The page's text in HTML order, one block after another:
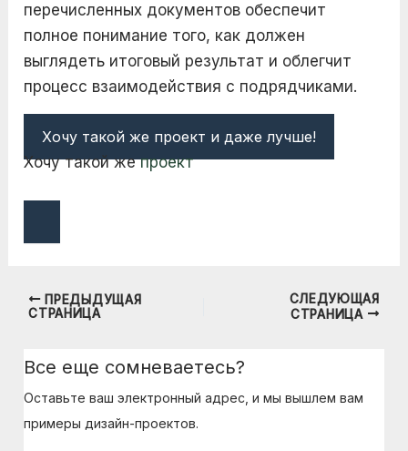
перечисленных документов обеспечит
полное понимание того, как должен
выглядеть итоговый результат и облегчит
процесс взаимодействия с подрядчиками.
Хочу такой же проект и даже лучше!
Хочу такой жепроект
Навигация
ПРЕДЫДУЩАЯ
СТРАНИЦА
СЛЕДУЮЩАЯ
СТРАНИЦА
Все еще сомневаетесь?
Оставьте ваш электронный адрес, и мы вышлем вам
примеры дизайн-проектов.